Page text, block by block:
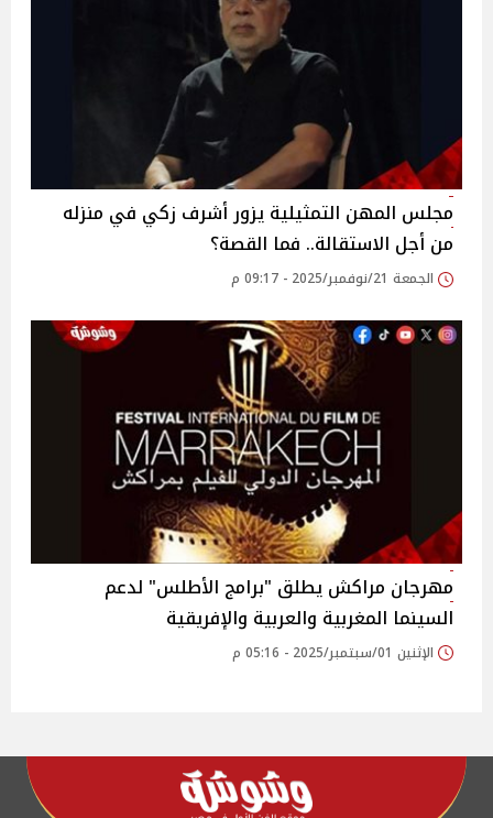
مجلس المهن التمثيلية يزور أشرف زكي في منزله
من أجل الاستقالة.. فما القصة؟
الجمعة 21/نوفمبر/2025 - 09:17 م
مهرجان مراكش يطلق "برامج الأطلس" لدعم
السينما المغربية والعربية والإفريقية‎
الإثنين 01/سبتمبر/2025 - 05:16 م